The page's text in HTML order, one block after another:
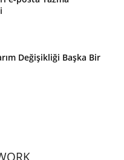
Değişikliği Başka Bir